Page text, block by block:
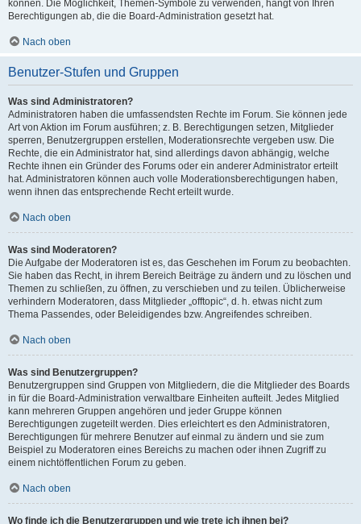
können. Die Möglichkeit, Themen-Symbole zu verwenden, hängt von Ihren
Berechtigungen ab, die die Board-Administration gesetzt hat.
Nach oben
Benutzer-Stufen und Gruppen
Was sind Administratoren?
Administratoren haben die umfassendsten Rechte im Forum. Sie können jede
Art von Aktion im Forum ausführen; z. B. Berechtigungen setzen, Mitglieder
sperren, Benutzergruppen erstellen, Moderationsrechte vergeben usw. Die
Rechte, die ein Administrator hat, sind allerdings davon abhängig, welche
Rechte ihnen ein Gründer des Forums oder ein anderer Administrator erteilt
hat. Administratoren können auch volle Moderationsberechtigungen haben,
wenn ihnen das entsprechende Recht erteilt wurde.
Nach oben
Was sind Moderatoren?
Die Aufgabe der Moderatoren ist es, das Geschehen im Forum zu beobachten.
Sie haben das Recht, in ihrem Bereich Beiträge zu ändern und zu löschen und
Themen zu schließen, zu öffnen, zu verschieben und zu teilen. Üblicherweise
verhindern Moderatoren, dass Mitglieder „offtopic“, d. h. etwas nicht zum
Thema Passendes, oder Beleidigendes bzw. Angreifendes schreiben.
Nach oben
Was sind Benutzergruppen?
Benutzergruppen sind Gruppen von Mitgliedern, die die Mitglieder des Boards
in für die Board-Administration verwaltbare Einheiten aufteilt. Jedes Mitglied
kann mehreren Gruppen angehören und jeder Gruppe können
Berechtigungen zugeteilt werden. Dies erleichtert es den Administratoren,
Berechtigungen für mehrere Benutzer auf einmal zu ändern und sie zum
Beispiel zu Moderatoren eines Bereichs zu machen oder ihnen Zugriff zu
einem nichtöffentlichen Forum zu geben.
Nach oben
Wo finde ich die Benutzergruppen und wie trete ich ihnen bei?